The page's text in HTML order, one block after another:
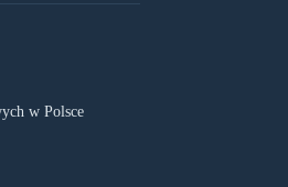
w Polsce